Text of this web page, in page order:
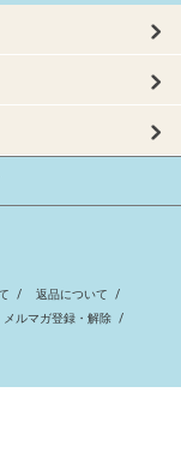
/ 返品について /
メルマガ登録・解除 /